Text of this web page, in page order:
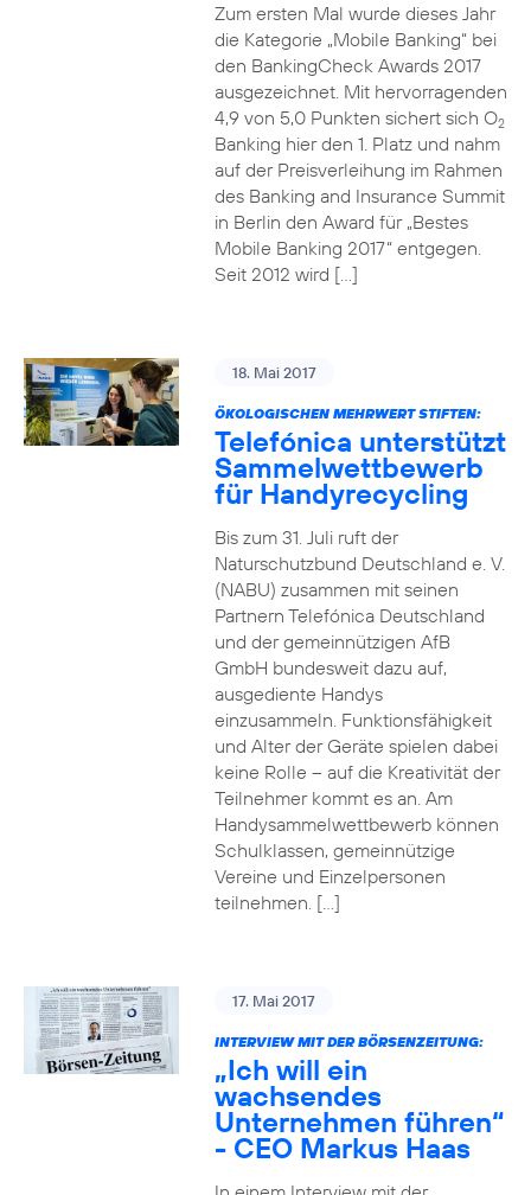
Zum ersten Mal wurde dieses Jahr
die Kategorie „Mobile Banking“ bei
den BankingCheck Awards 2017
ausgezeichnet. Mit hervorragenden
4,9 von 5,0 Punkten sichert sich O2
Banking hier den 1. Platz und nahm
auf der Preisverleihung im Rahmen
des Banking and Insurance Summit
in Berlin den Award für „Bestes
Mobile Banking 2017“ entgegen.
Seit 2012 wird […]
18. Mai 2017
ÖKOLOGISCHEN MEHRWERT STIFTEN:
Telefónica unterstützt
Sammelwettbewerb
für Handyrecycling
Bis zum 31. Juli ruft der
Naturschutzbund Deutschland e. V.
(NABU) zusammen mit seinen
Partnern Telefónica Deutschland
und der gemeinnützigen AfB
GmbH bundesweit dazu auf,
ausgediente Handys
einzusammeln. Funktionsfähigkeit
und Alter der Geräte spielen dabei
keine Rolle – auf die Kreativität der
Teilnehmer kommt es an. Am
Handysammelwettbewerb können
Schulklassen, gemeinnützige
Vereine und Einzelpersonen
teilnehmen. […]
17. Mai 2017
INTERVIEW MIT DER BÖRSENZEITUNG:
„Ich will ein
wachsendes
Unternehmen führen“
- CEO Markus Haas